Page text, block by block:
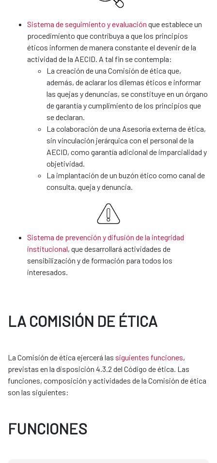
Sistema de seguimiento y evaluación que establece un
procedimiento que contribuya a que los principios
éticos informen de manera constante el devenir de la
actividad de la AECID. A tal fin se contempla:
La creación de una Comisión de ética que,
además, de aclarar los dilemas éticos e informar
las quejas y denuncias, se constituye en un órgano
de garantía y cumplimiento de los principios que
se declaran.
La colaboración de una Asesoría externa de ética,
sin vinculación jerárquica con el personal de la
AECID, como garantía adicional de imparcialidad y
objetividad.
La implantación de un buzón ético como canal de
consulta, queja y denuncia.
Sistema de prevención y difusión de la integridad
institucional, que desarrollará actividades de
sensibilización y de formación para todos los
interesados.
LA COMISIÓN DE ÉTICA
La Comisión de ética ejercerá las siguientes funciones,
previstas en la disposición 4.3.2 del Código de ética. Las
funciones, composición y actividades de la Comisión de ética
son las siguientes:
FUNCIONES